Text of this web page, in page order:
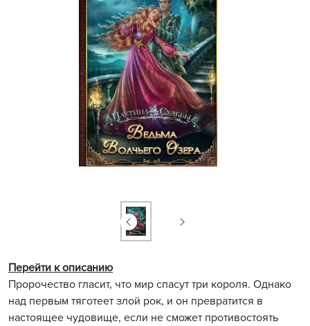
Пророчество гласит, что мир спасут три короля. Однако
над первым тяготеет злой рок, и он превратится в
настоящее чудовище, если не сможет противостоять
Перейти к описанию